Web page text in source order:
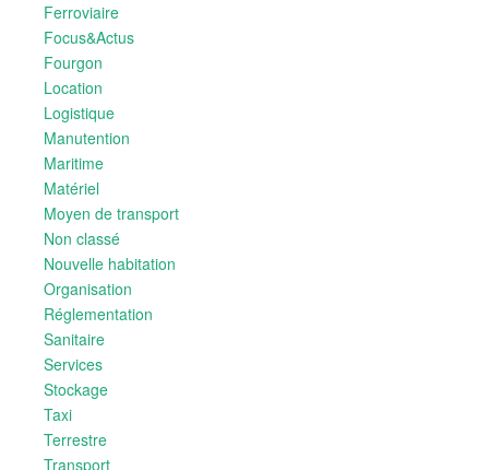
Ferroviaire
Focus&Actus
Fourgon
Location
Logistique
Manutention
Maritime
Matériel
Moyen de transport
Non classé
Nouvelle habitation
Organisation
Réglementation
Sanitaire
Services
Stockage
Taxi
Terrestre
Transport